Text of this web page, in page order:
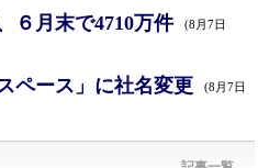
６月末で4710万件 (8月7日
ペース」に社名変更 (8月7日